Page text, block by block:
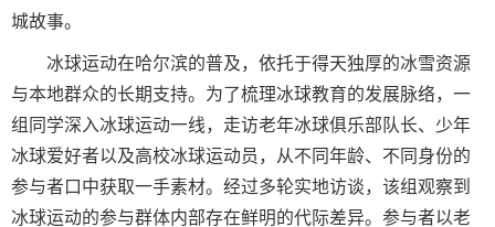
城故事。
冰球运动在哈尔滨的普及，依托于得天独厚的冰雪资源
与本地群众的长期支持。为了梳理冰球教育的发展脉络，一
组同学深入冰球运动一线，走访老年冰球俱乐部队长、少年
冰球爱好者以及高校冰球运动员，从不同年龄、不同身份的
参与者口中获取一手素材。经过多轮实地访谈，该组观察到
冰球运动的参与群体内部存在鲜明的代际差异。参与者以老